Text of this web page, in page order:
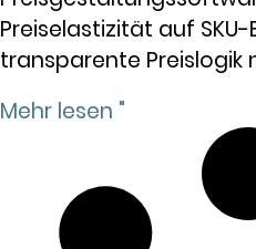
Preiselastizität auf
transparente Preislogik
Mehr lesen "